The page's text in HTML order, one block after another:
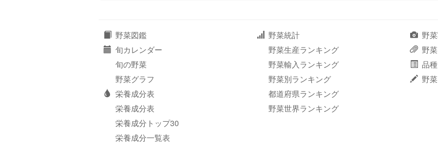
野菜図鑑
旬カレンダー
旬の野菜
野菜グラフ
栄養成分表
栄養成分表
栄養成分トップ30
栄養成分一覧表
野菜統計
野菜生産ランキング
野菜輸入ランキング
野菜別ランキング
都道府県ランキング
野菜世界ランキング
野
野
品
野